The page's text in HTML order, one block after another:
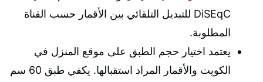
DiSEqC للتبديل التلقائي بين الأقمار حسب القناة
المطلوبة.
يعتمد اختيار حجم الطبق على موقع المنزل في
الكويت والأقمار المراد استقبالها. يكفي طبق 60 سم